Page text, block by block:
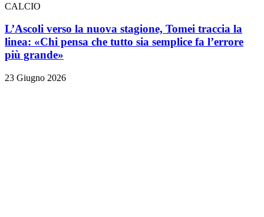
CALCIO
L’Ascoli verso la nuova stagione, Tomei traccia la
linea: «Chi pensa che tutto sia semplice fa l’errore
più grande»
23 Giugno 2026